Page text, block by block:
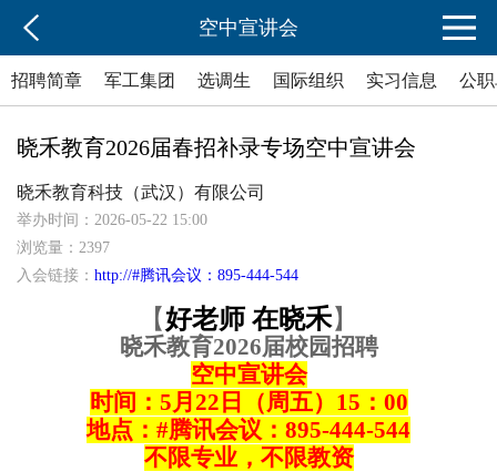
空中宣讲会
招聘简章 军工集团 选调生 国际组织 实习信息 公
晓禾教育2026届春招补录专场空中宣讲会
晓禾教育科技（武汉）有限公司
举办时间：2026-05-22 15:00
浏览量：2397
入会链接： http://#腾讯会议：895-444-544
【好老师 在晓禾】
晓禾教育2026届校园招聘
空中宣讲会
时间： 5月22日（周五）15：00
地点： #腾讯会议：895-444-544
不限专业，不限教资